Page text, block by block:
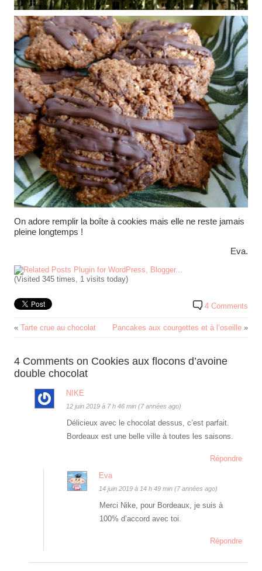
On adore remplir la boîte à cookies mais elle ne reste jamais
pleine longtemps !
Eva.
(Visited 345 times, 1 visits today)
4 Comments
« Tarte crue au chocolat Pancakes aux courgettes et à l’oseille »
4 Comments on Cookies aux flocons d’avoine
double chocolat
NIKE
12 juin 2019 à 7 h 46 min (7 années ago)
Délicieux avec le chocolat dessus, c’est parfait.
Bordeaux est une belle ville à toutes les saisons.
Répondre
Eva
14 juin 2019 à 14 h 49 min (7 années ago)
Merci Nike, pour Bordeaux, je suis à
100% d’accord avec toi.
Répondre